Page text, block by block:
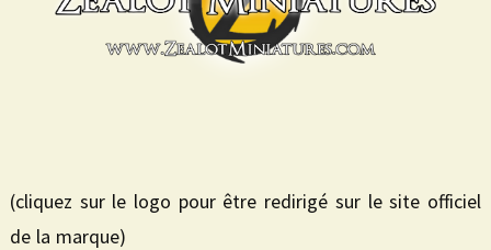
(cliquez sur le logo pour être redirigé sur le site officiel
de la marque)